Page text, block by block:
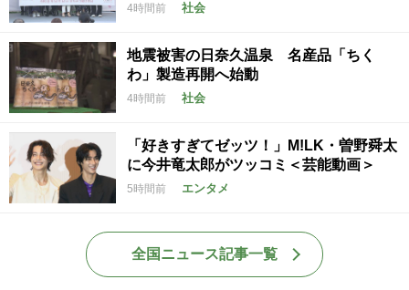
4時間前 社会
地震被害の日奈久温泉 名産品「ちく
わ」製造再開へ始動
4時間前 社会
「好きすぎてゼッツ！」M!LK・曽野舜太
に今井竜太郎がツッコミ＜芸能動画＞
5時間前 エンタメ
全国ニュース記事一覧